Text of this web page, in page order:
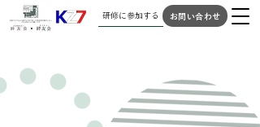
研修に参加する お問い合わせ